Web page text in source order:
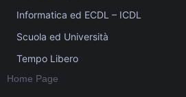
Informatica ed ECDL – ICDL
Scuola ed Università
Tempo Libero
Home Page